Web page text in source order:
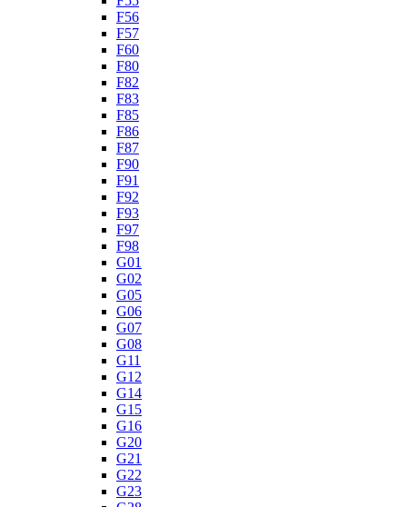
F56
F57
F60
F80
F82
F83
F85
F86
F87
F90
F91
F92
F93
F97
F98
G01
G02
G05
G06
G07
G08
G11
G12
G14
G15
G16
G20
G21
G22
G23